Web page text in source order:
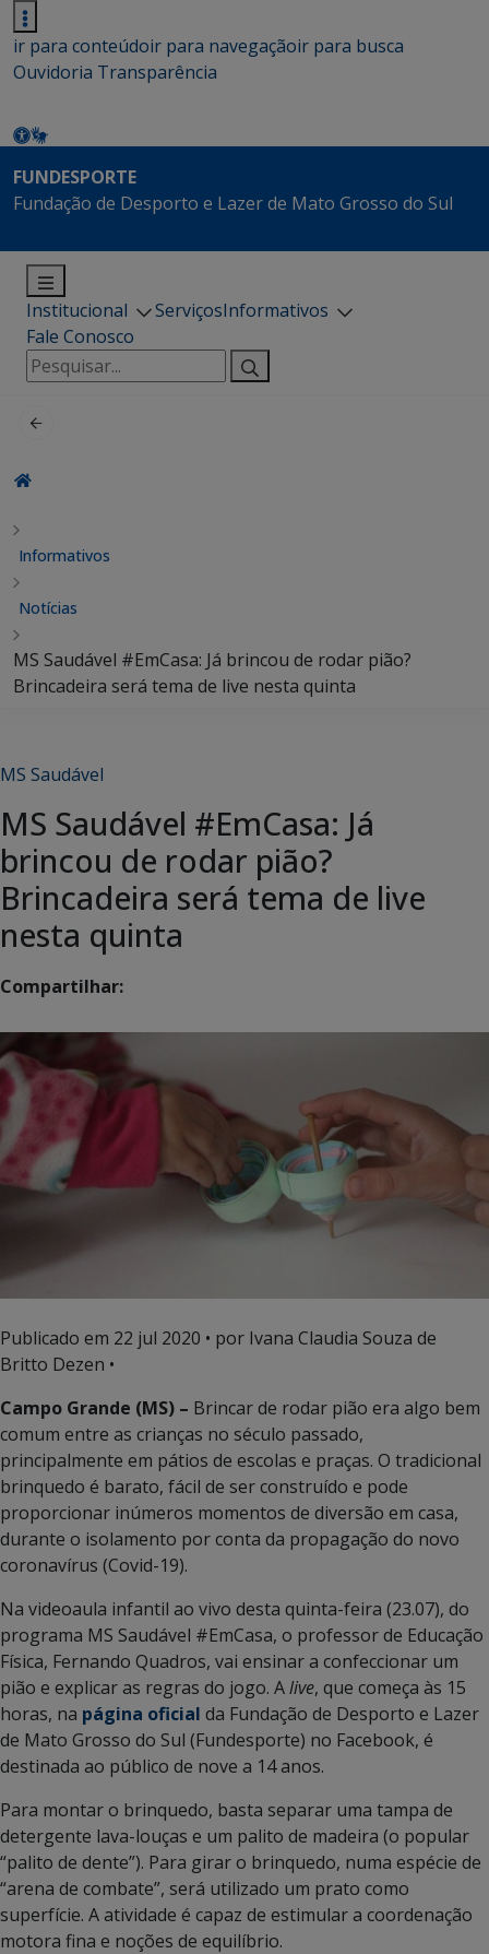
ir para conteúdoir para navegaçãoir para busca
Ouvidoria Transparência
FUNDESPORTE
Fundação de Desporto e Lazer de Mato Grosso do Sul
Institucional ServiçosInformativos
Fale Conosco
Pesquisar
por:
Informativos
Notícias
MS Saudável #EmCasa: Já brincou de rodar pião?
Brincadeira será tema de live nesta quinta
MS Saudável
MS Saudável #EmCasa: Já
brincou de rodar pião?
Brincadeira será tema de live
nesta quinta
Compartilhar:
Publicado em 22 jul 2020 • por Ivana Claudia Souza de
Britto Dezen •
Campo Grande (MS) – Brincar de rodar pião era algo bem
comum entre as crianças no século passado,
principalmente em pátios de escolas e praças. O tradicional
brinquedo é barato, fácil de ser construído e pode
proporcionar inúmeros momentos de diversão em casa,
durante o isolamento por conta da propagação do novo
coronavírus (Covid-19).
Na videoaula infantil ao vivo desta quinta-feira (23.07), do
programa MS Saudável #EmCasa, o professor de Educação
Física, Fernando Quadros, vai ensinar a confeccionar um
pião e explicar as regras do jogo. Alive, que começa às 15
horas, na página oficial da Fundação de Desporto e Lazer
de Mato Grosso do Sul (Fundesporte) no Facebook, é
destinada ao público de nove a 14 anos.
Para montar o brinquedo, basta separar uma tampa de
detergente lava-louças e um palito de madeira (o popular
“palito de dente”). Para girar o brinquedo, numa espécie de
“arena de combate”, será utilizado um prato como
superfície. A atividade é capaz de estimular a coordenação
motora fina e noções de equilíbrio.